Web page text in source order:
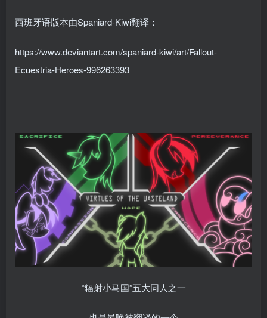
西班牙语版本由Spaniard-Kiwi翻译：
https://www.deviantart.com/spaniard-kiwi/art/Fallout-
Ecuestria-Heroes-996263393
“辐射小马国”五大同人之一